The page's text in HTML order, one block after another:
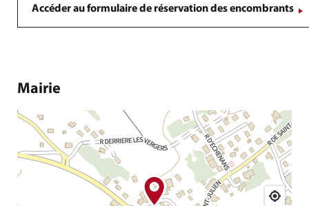
Accéder au formulaire de réservation des encombrants
Mairie